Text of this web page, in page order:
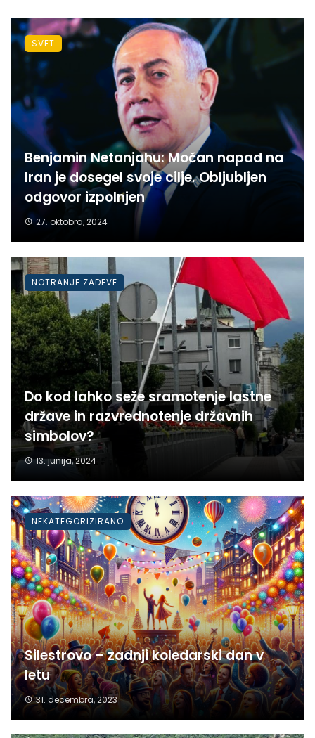
Benjamin Netanjahu: Močan napad na
Iran je dosegel svoje cilje. Obljubljen
odgovor izpolnjen
27. oktobra, 2024
SVET
Do kod lahko seže sramotenje lastne
države in razvrednotenje državnih
simbolov?
13. junija, 2024
NOTRANJE ZADEVE
Silestrovo – zadnji koledarski dan v
letu
31. decembra, 2023
NEKATEGORIZIRANO